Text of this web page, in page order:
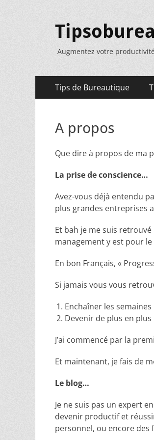
Augmentez votre
Menu
principal
Aller
Tips de Bureautique
A propos
Que dire à propos de ma
La prise de conscience…
Avez-vous déjà entendu
plus grandes entreprises
Et bah je me suis
management y est pour le
En bon Français, «
Si jamais vous vous
Enchaîner les
Devenir de plus en
J’ai commencé par la
Et maintenant, je fais de
Le blog…
Je ne suis pas un expert
devenir productif et
personnel, ou encore